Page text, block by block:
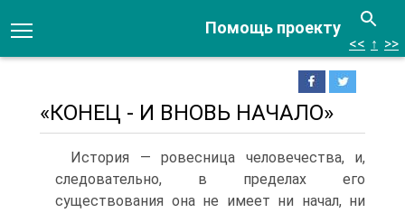
Помощь проекту
<< ↑ >>
«КОНЕЦ - И ВНОВЬ НАЧАЛО»
История — ровесница человечества, и,
следовательно, в пределах его
существования она не имеет ни начал, ни